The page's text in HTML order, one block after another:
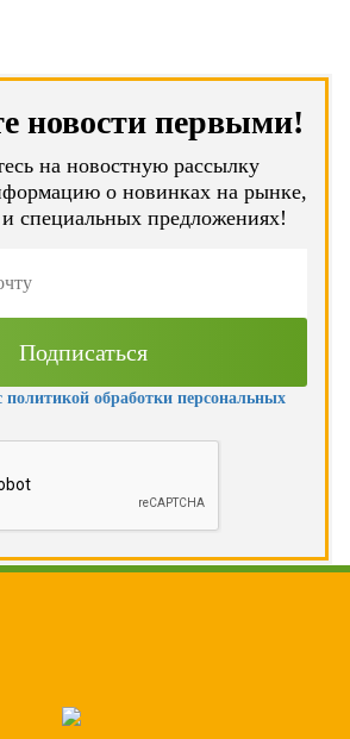
новости первыми!
на новостную рассылку
о новинках на рынке,
специальных предложениях!
политикой обработки персональных